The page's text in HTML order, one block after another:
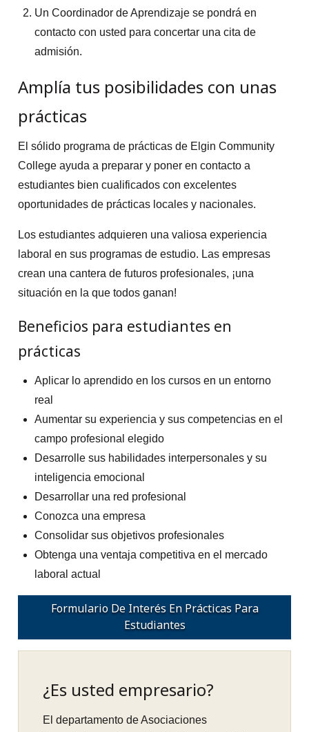
Un Coordinador de Aprendizaje se pondrá en
contacto con usted para concertar una cita de
admisión.
Amplía tus posibilidades con unas
prácticas
El sólido programa de prácticas de Elgin Community
College ayuda a preparar y poner en contacto a
estudiantes bien cualificados con excelentes
oportunidades de prácticas locales y nacionales.
Los estudiantes adquieren una valiosa experiencia
laboral en sus programas de estudio. Las empresas
crean una cantera de futuros profesionales, ¡una
situación en la que todos ganan!
Beneficios para estudiantes en
prácticas
Aplicar lo aprendido en los cursos en un entorno
real
Aumentar su experiencia y sus competencias en el
campo profesional elegido
Desarrolle sus habilidades interpersonales y su
inteligencia emocional
Desarrollar una red profesional
Conozca una empresa
Consolidar sus objetivos profesionales
Obtenga una ventaja competitiva en el mercado
laboral actual
Formulario De Interés En Prácticas Para
Estudiantes
¿Es usted empresario?
El departamento de Asociaciones